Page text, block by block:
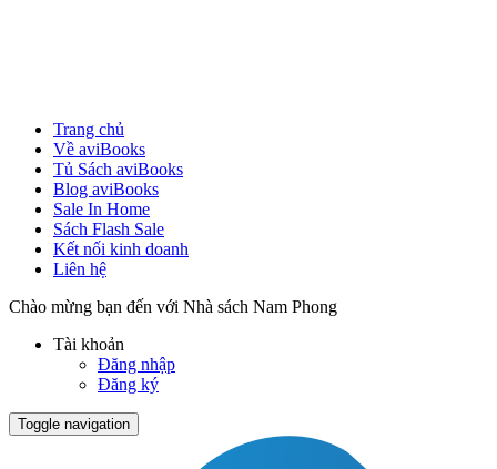
Trang chủ
Về aviBooks
Tủ Sách aviBooks
Blog aviBooks
Sale In Home
Sách Flash Sale
Kết nối kinh doanh
Liên hệ
Chào mừng bạn đến với Nhà sách Nam Phong
Tài khoản
Đăng nhập
Đăng ký
Toggle navigation